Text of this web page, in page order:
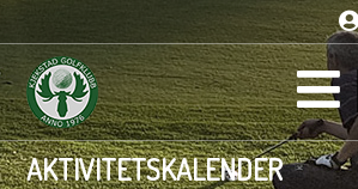
AKTIVITETSKALENDER